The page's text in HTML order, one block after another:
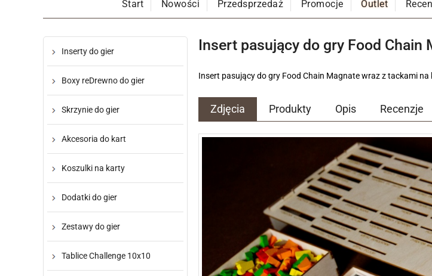
Start Nowości Przedsprzedaż Promocje Outlet
Inserty do gier
Boxy reDrewno do gier
Skrzynie do gier
Akcesoria do kart
Koszulki na karty
Dodatki do gier
Zestawy do gier
Tablice Challenge 10x10
Insert pasujący do gry Food Chain
Insert pasujący do gry Food Chain Magnate wraz z tackami
Zdjęcia Produkty Opis Recenzje